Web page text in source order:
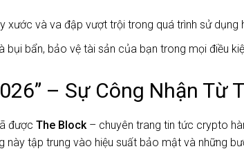
xước và va đập vượt trội trong quá trình sử dụng
bụi bẩn, bảo vệ tài sản của bạn trong mọi điều
– Sự Công Nhận Từ
được The Block– chuyên trang tin tức crypto
này tập trung vào hiệu suất bảo mật và những